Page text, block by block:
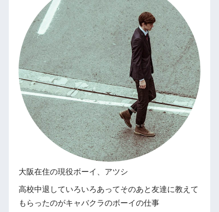
大阪在住の現役ボーイ、アツシ
高校中退していろいろあってそのあと友達に教えて
もらったのがキャバクラのボーイの仕事